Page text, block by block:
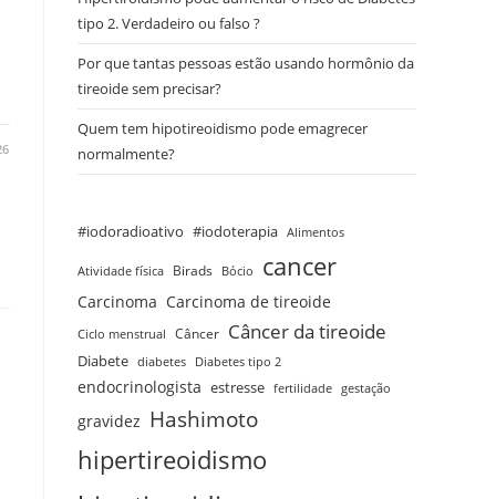
tipo 2. Verdadeiro ou falso ?
Por que tantas pessoas estão usando hormônio da
tireoide sem precisar?
Quem tem hipotireoidismo pode emagrecer
normalmente?
#iodoradioativo #iodoterapia Alimentos
Atividade física Birads Bócio cancer
Carcinoma Carcinoma de tireoide
Ciclo menstrual Câncer Câncer da tireoide
Diabete diabetes Diabetes tipo 2
endocrinologista estresse fertilidade gestação
gravidez Hashimoto
hipertireoidismo